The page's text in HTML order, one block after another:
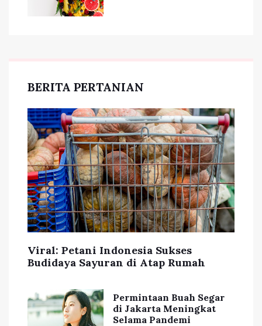
BERITA PERTANIAN
Viral: Petani Indonesia Sukses
Budidaya Sayuran di Atap Rumah
Permintaan Buah Segar
di Jakarta Meningkat
Selama Pandemi